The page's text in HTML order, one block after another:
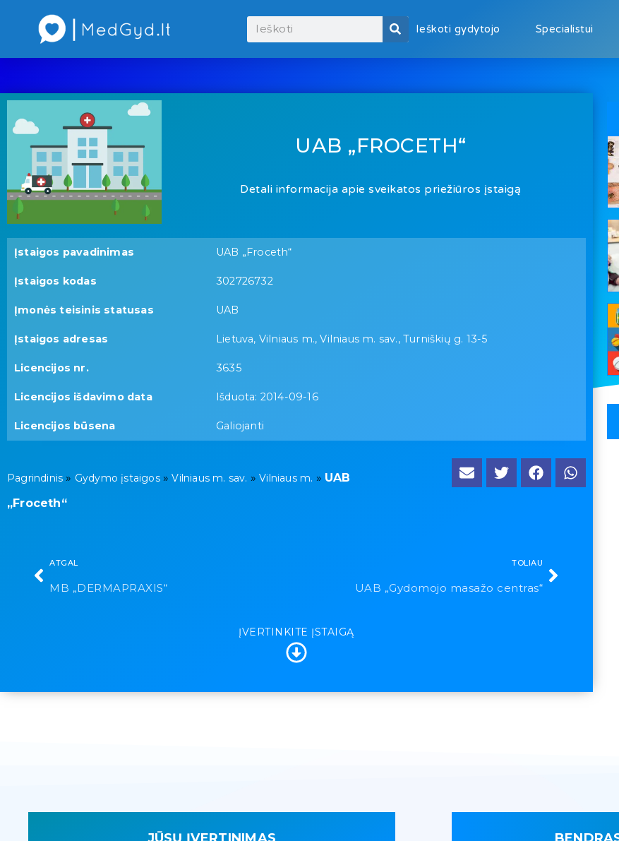
Ieškoti gydytojo Specialistui
UAB „FROCETH“
Detali informacija apie sveikatos priežiūros įstaigą
Įstaigos pavadinimas UAB „Froceth“
Įstaigos kodas 302726732
Įmonės teisinis statusas UAB
Įstaigos adresas Lietuva, Vilniaus m., Vilniaus m. sav., Turniškių g. 13-5
Licencijos nr. 3635
Licencijos išdavimo data Išduota: 2014-09-16
Licencijos būsena Galiojanti
Pagrindinis » Gydymo įstaigos»Vilniaus m. sav. »Vilniaus m. » UAB
„Froceth“
ATGAL
MB „DERMAPRAXIS“
TOLIAU
UAB „Gydomojo masažo centras“
ĮVERTINKITE ĮSTAIGĄ